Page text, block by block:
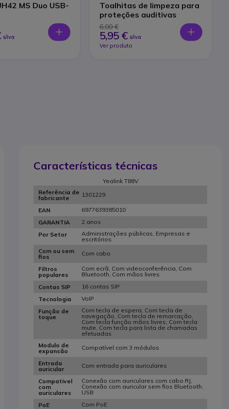
MS Duo USB-
s/iva
Toalhitas de limpeza para
proteções auditivas
6,00 €
5,95 € s/iva
Ver produto
Características técnicas
Yealink T88V
Referência de
fabricante
1301229
EAN
6977639385010
GARANTIA
2 anos
Por Setor
Administrações públicas, Empresas e
escritórios
Com ou sem
fios
Com cabo
Filtros
populares
Com ecrã, Com videoconferência, Com
Bluetooth, Com mãos livres
Contas SIP
16 contas SIP
Tecnologia
VoIP
Função de
toque
Com tecla de espera, Com tecla de
navegação, Com tecla de remarcação,
Com tecla função mãos livres, Com tecla
mute, Com tecla para lista de chamadas
efetuadas
Modulo de
expansão
Compatível com 3 módulos
Entrada
auricular
Com entrada para auriculares
Compativel
com
auriculares
Conexão com auriculares com cabo RJ,
Conexão com auricular sem fios Bluetooth,
USB
PoE
Com PoE